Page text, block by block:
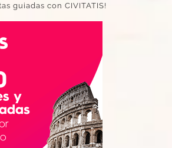
guiadas con CIVITATIS!